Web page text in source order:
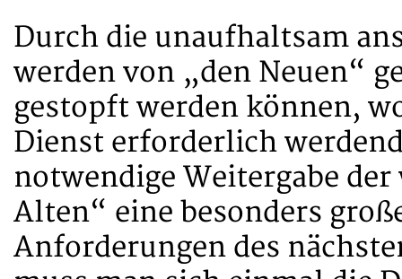
Durch die unaufhaltsam
werden von „den Neuen“
gestopft werden können,
Dienst erforderlich
notwendige Weitergabe
Alten“ eine besonders
Anforderungen des